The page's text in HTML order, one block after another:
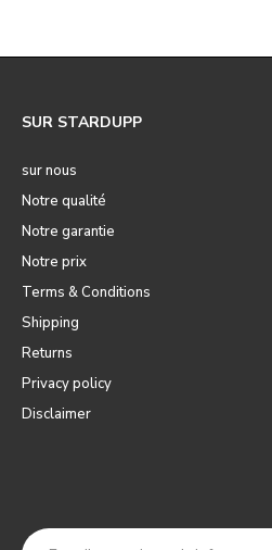
SUR STARDUPP
sur nous
Notre qualité
Notre garantie
Notre prix
Terms & Conditions
Shipping
Returns
Privacy policy
Disclaimer